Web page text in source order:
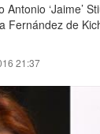
‘Jaime’
Fernández de
21:37